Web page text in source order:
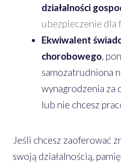
działalności
ubezpieczenie dla
Ekwiwalent
chorobowego,
samozatrudniona
wynagrodzenia za
lub nie chcesz
Jeśli chcesz zaoferować
swoją działalnością,